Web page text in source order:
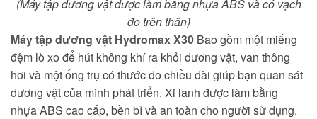
(Máy tập dương vật được làm bằng nhựa ABS và có vạch
đo trên thân)
Máy tập dương vật Hydromax X30 Bao gồm một miếng
đệm lò xo để hút không khí ra khỏi dương vật, van thông
hơi và một ống trụ có thước đo chiều dài giúp bạn quan sát
dương vật của mình phát triển. Xi lanh được làm bằng
nhựa ABS cao cấp, bền bỉ và an toàn cho người sử dụng.